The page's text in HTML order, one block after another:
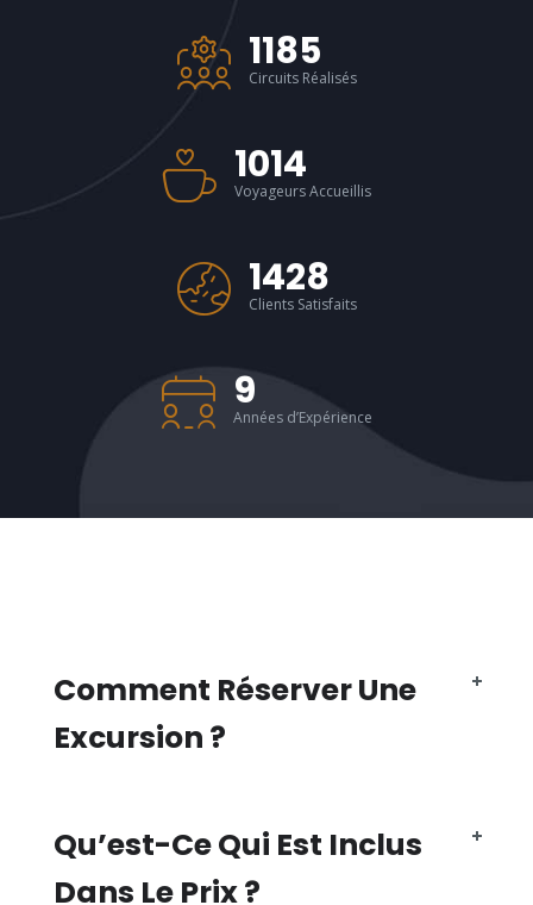
1458
Circuits Réalisés
1247
Voyageurs Accueillis
1763
Clients Satisfaits
12
Années d’Expérience
Comment Réserver Une
Excursion ?
Qu’est-Ce Qui Est Inclus
Dans Le Prix ?